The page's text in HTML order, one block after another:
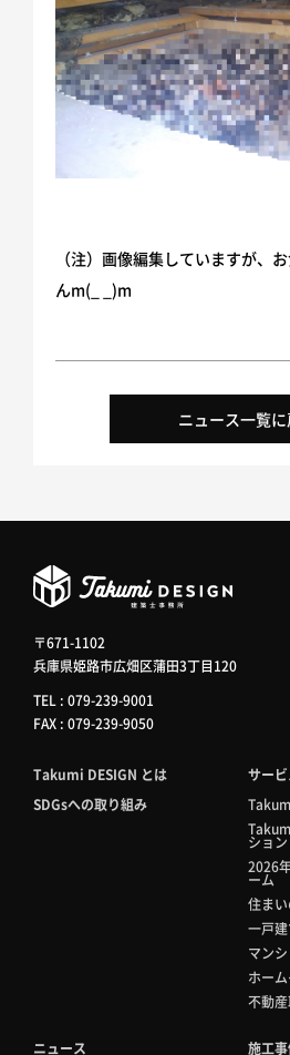
お客様相談室
SDGsへの取り組み
（注）画像編集していますが、
んm(_ _)m
ニュース一覧に
〒671-1102
兵庫県姫路市広畑区蒲田3丁目120
TEL : 079-239-9001
FAX : 079-239-9050
Takumi DESIGN とは
SDGsへの取り組み
サー
ション
2026
ーム
住ま
一戸
マン
ホー
不動
ニュース 施工